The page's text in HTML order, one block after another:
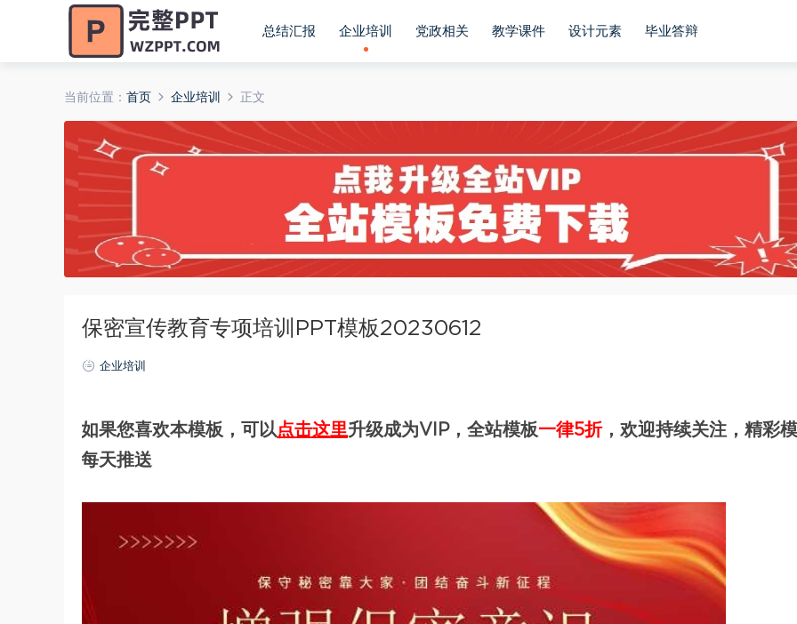
总结汇报 企业培训 党政相关 教学课件 设计元素 毕业答辩
当前位置： 首页 企业培训 正文
保密宣传教育专项培训PPT模板20230612
企业培训
如果您喜欢本模板，可以点击这里升级成为VIP，全站模板一律5折，欢迎持续关注，精彩
每天推送